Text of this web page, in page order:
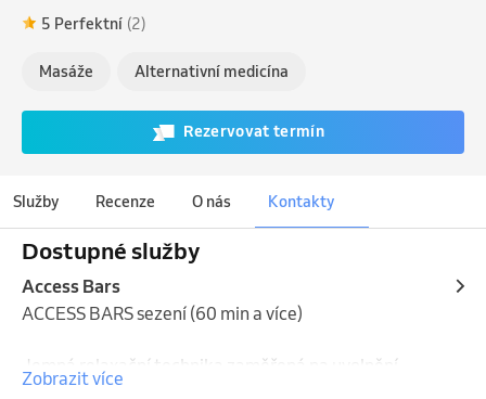
5 Perfektní (2)
Masáže Alternativní medicína
Rezervovat termín
Služby Recenze O nás Kontakty
Dostupné služby
Access Bars
ACCESS BARS sezení (60 min a více)
Jemná relaxační technika zaměřená na uvolnění
stresu a přetížení nervové soustavy. Sezení může
Zobrazit více